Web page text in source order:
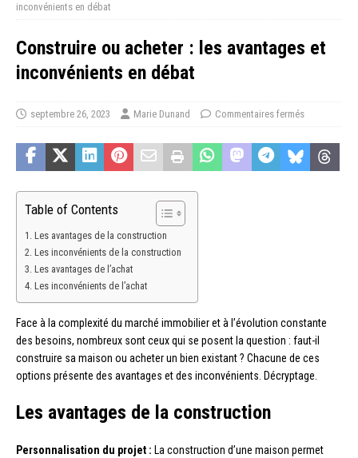
inconvénients en débat
Construire ou acheter : les avantages et
inconvénients en débat
septembre 26, 2023 Marie Dunand Commentaires fermés
Table of Contents
Les avantages de la construction
Les inconvénients de la construction
Les avantages de l’achat
Les inconvénients de l’achat
Face à la complexité du marché immobilier et à l’évolution constante
des besoins, nombreux sont ceux qui se posent la question : faut-il
construire sa maison ou acheter un bien existant ? Chacune de ces
options présente des avantages et des inconvénients. Décryptage.
Les avantages de la construction
Personnalisation du projet : La construction d’une maison permet